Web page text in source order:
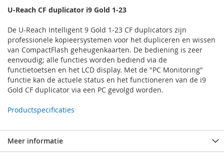
U-Reach CF duplicator i9 Gold 1-23
De U-Reach Intelligent 9 Gold 1-23 CF duplicators zijn
professionele kopieersystemen voor het dupliceren en wissen
van CompactFlash geheugenkaarten. De bediening is zeer
eenvoudig; alle functies worden bediend via de
functietoetsen en het LCD display. Met de "PC Monitoring"
functie kan de actuele status en het functioneren van de i9
Gold CF duplicator via een PC gevolgd worden.
Productspecificaties
Meer informatie